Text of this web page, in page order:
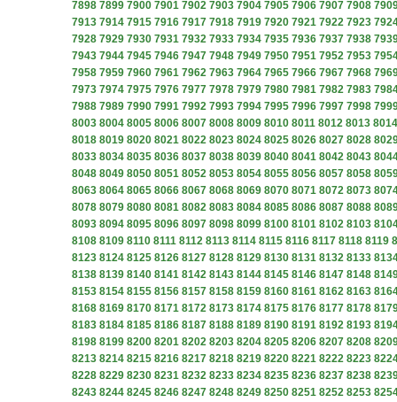
7898 7899 7900 7901 7902 7903 7904 7905 7906 7907 7908
7913 7914 7915 7916 7917 7918 7919 7920 7921 7922 7923
7928 7929 7930 7931 7932 7933 7934 7935 7936 7937 7938
7943 7944 7945 7946 7947 7948 7949 7950 7951 7952 7953
7958 7959 7960 7961 7962 7963 7964 7965 7966 7967 7968
7973 7974 7975 7976 7977 7978 7979 7980 7981 7982 7983
7988 7989 7990 7991 7992 7993 7994 7995 7996 7997 7998
8003 8004 8005 8006 8007 8008 8009 8010 8011 8012 8013 8014
8018 8019 8020 8021 8022 8023 8024 8025 8026 8027 8028
8033 8034 8035 8036 8037 8038 8039 8040 8041 8042 8043
8048 8049 8050 8051 8052 8053 8054 8055 8056 8057 8058
8063 8064 8065 8066 8067 8068 8069 8070 8071 8072 8073
8078 8079 8080 8081 8082 8083 8084 8085 8086 8087 8088
8093 8094 8095 8096 8097 8098 8099 8100 8101 8102 8103
8108 8109 8110 8111 8112 8113 8114 8115 8116 8117 8118 8119
8123 8124 8125 8126 8127 8128 8129 8130 8131 8132 8133
8138 8139 8140 8141 8142 8143 8144 8145 8146 8147 8148
8153 8154 8155 8156 8157 8158 8159 8160 8161 8162 8163
8168 8169 8170 8171 8172 8173 8174 8175 8176 8177 8178
8183 8184 8185 8186 8187 8188 8189 8190 8191 8192 8193
8198 8199 8200 8201 8202 8203 8204 8205 8206 8207 8208
8213 8214 8215 8216 8217 8218 8219 8220 8221 8222 8223
8228 8229 8230 8231 8232 8233 8234 8235 8236 8237 8238
8243 8244 8245 8246 8247 8248 8249 8250 8251 8252 8253